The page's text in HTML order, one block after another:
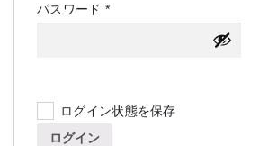
パスワード *必
須
ログイン状態を保存
ログイン